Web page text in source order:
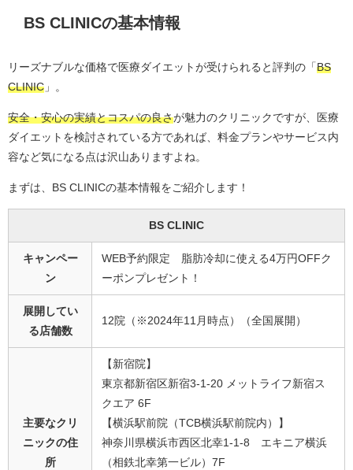
BS CLINICの基本情報
リーズナブルな価格で医療ダイエットが受けられると評判の「BS
CLINIC 」。
安全・安心の実績とコスパの良さが魅力のクリニックですが、医療
ダイエットを検討されている方であれば、料金プランやサービス内
容など気になる点は沢山ありますよね。
まずは、BS CLINICの基本情報をご紹介します！
BS CLINIC
キャンペー
ン
WEB予約限定 脂肪冷却に使える4万円OFFク
ーポンプレゼント！
展開してい
る店舗数
12院（※2024年11月時点）（全国展開）
主要なクリ
ニックの住
所
【新宿院】
東京都新宿区新宿3-1-20 メットライフ新宿ス
クエア 6F
【横浜駅前院（TCB横浜駅前院内）】
神奈川県横浜市西区北幸1-1-8 エキニア横浜
（相鉄北幸第一ビル）7F